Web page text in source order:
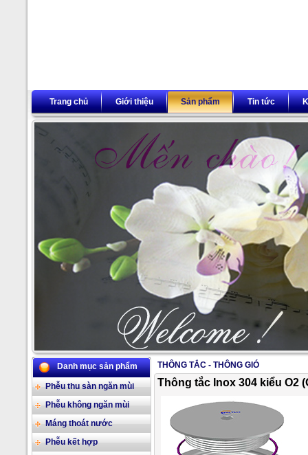
Trang chủ Giới thiệu Sản phẩm Tin tức
2/17
Danh mục sản phẩm
Phễu thu sàn ngăn mùi
Phễu không ngăn mùi
Máng thoát nước
Phễu kết hợp
THÔNG TẮC - THÔNG GIÓ
Thông tắc Inox 304 kiểu O2